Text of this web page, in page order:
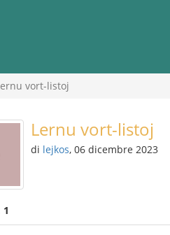
vort-listoj
Lernu vort-listoj
di lejkos, 06 dicembre 2023
1